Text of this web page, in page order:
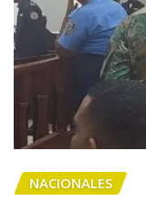
NACIONALES